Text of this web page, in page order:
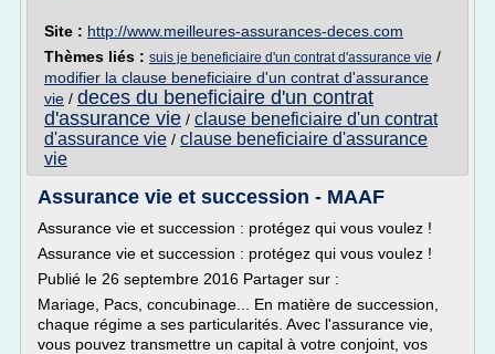
Site : http://www.meilleures-assurances-deces.com
Thèmes liés : suis je beneficiaire d'un contrat d'assurance vie /
modifier la clause beneficiaire d'un contrat d'assurance
vie / deces du beneficiaire d'un contrat
d'assurance vie / clause beneficiaire d'un contrat
d'assurance vie / clause beneficiaire d'assurance
vie
Assurance vie et succession - MAAF
Assurance vie et succession : protégez qui vous voulez !
Assurance vie et succession : protégez qui vous voulez !
Publié le 26 septembre 2016 Partager sur :
Mariage, Pacs, concubinage... En matière de succession,
chaque régime a ses particularités. Avec l'assurance vie,
vous pouvez transmettre un capital à votre conjoint, vos